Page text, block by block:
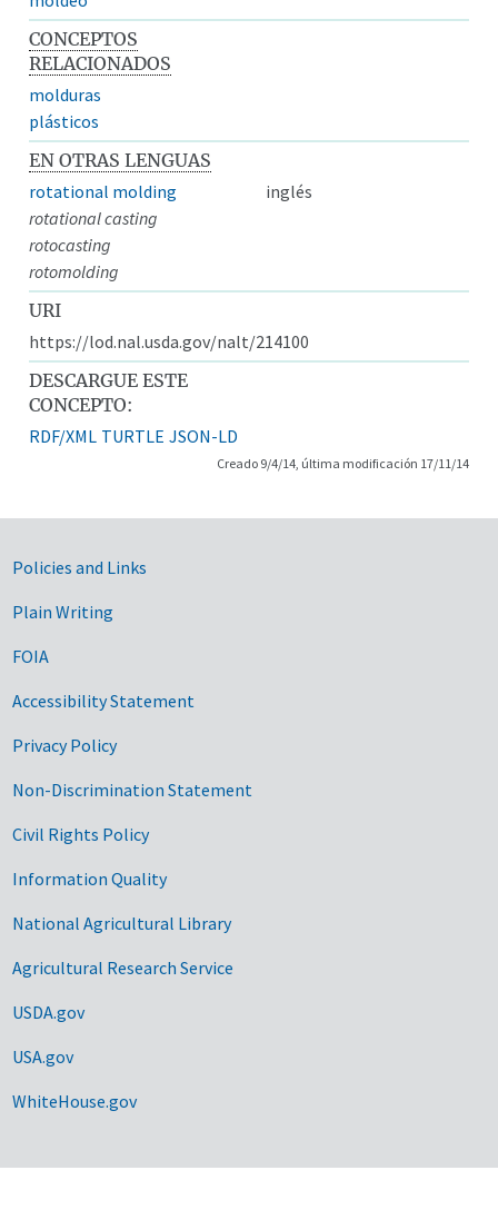
CONCEPTOS
RELACIONADOS
molduras
plásticos
EN OTRAS LENGUAS
rotational molding
inglés
rotational casting
rotocasting
rotomolding
URI
https://lod.nal.usda.gov/nalt/214100
DESCARGUE ESTE
CONCEPTO:
RDF/XML TURTLE JSON-LD
Creado 9/4/14, última modificación 17/11/14
Government Links
Policies and Links
Plain Writing
FOIA
Accessibility Statement
Privacy Policy
Non-Discrimination Statement
Civil Rights Policy
Information Quality
National Agricultural Library
Agricultural Research Service
USDA.gov
USA.gov
WhiteHouse.gov